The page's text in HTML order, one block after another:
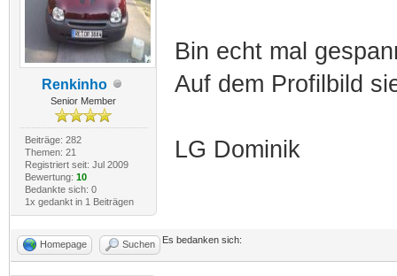
Renkinho
Senior Member
Beiträge: 282
Themen: 21
Registriert seit: Jul 2009
Bewertung: 10
Bedankte sich: 0
1x gedankt in 1 Beiträgen
Bin echt mal
Auf dem Profilbild
LG Dominik
Homepage Suchen Es bedanken sich: